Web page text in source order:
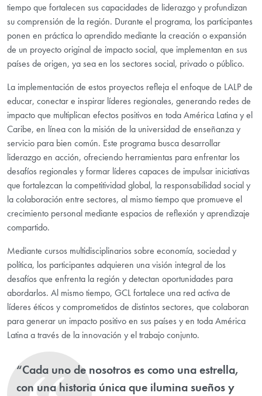
tiempo que fortalecen sus capacidades de liderazgo y profundizan
su comprensión de la región. Durante el programa, los participantes
ponen en práctica lo aprendido mediante la creación o expansión
de un proyecto original de impacto social, que implementan en sus
países de origen, ya sea en los sectores social, privado o público.
La implementación de estos proyectos refleja el enfoque de LALP de
educar, conectar e inspirar líderes regionales, generando redes de
impacto que multiplican efectos positivos en toda América Latina y el
Caribe, en línea con la misión de la universidad de enseñanza y
servicio para bien común. Este programa busca desarrollar
liderazgo en acción, ofreciendo herramientas para enfrentar los
desafíos regionales y formar líderes capaces de impulsar iniciativas
que fortalezcan la competitividad global, la responsabilidad social y
la colaboración entre sectores, al mismo tiempo que promueve el
crecimiento personal mediante espacios de reflexión y aprendizaje
compartido.
Mediante cursos multidisciplinarios sobre economía, sociedad y
política, los participantes adquieren una visión integral de los
desafíos que enfrenta la región y detectan oportunidades para
abordarlos. Al mismo tiempo, GCL fortalece una red activa de
líderes éticos y comprometidos de distintos sectores, que colaboran
para generar un impacto positivo en sus países y en toda América
Latina a través de la innovación y el trabajo conjunto.
“Cada uno de nosotros es como una estrella,
con una historia única que ilumina sueños y